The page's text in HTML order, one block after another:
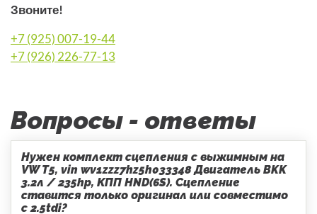
Звоните!
+7 (925) 007-19-44
+7 (926) 226-77-13
Вопросы - ответы
Нужен комплект сцепления с выжимным на
VW T5, vin wv1zzz7hz5h033348 Двигатель BKK
3.2л / 235hp, КПП HND(6S). Сцепление
ставится только оригинал или совместимо
с 2.5tdi?